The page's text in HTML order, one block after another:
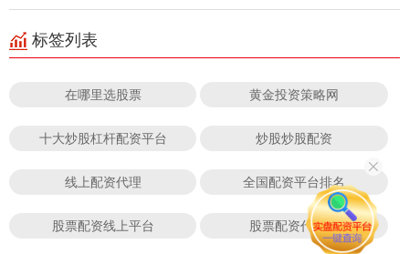
标签列表
在哪里选股票 黄金投资策略网
十大炒股杠杆配资平台 炒股炒股配资
线上配资代理 全国配资平台排名
股票配资线上平台 股票配资代理商